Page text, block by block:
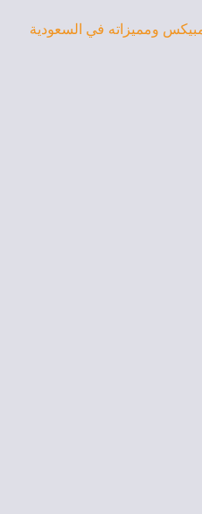
ومميزاته في السعودية